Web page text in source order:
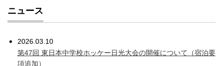
ニュース
2026.03.10
第47回 東日本中学校ホッケー日光大会の開催について（宿泊要
項追加）